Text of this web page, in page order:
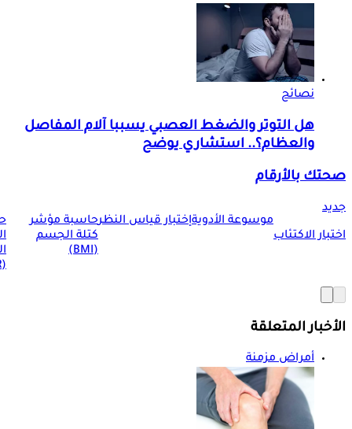
نصائح
هل التوتر والضغط العصبي يسببا آلام المفاصل
والعظام؟.. استشاري يوضح
صحتك بالأرقام
جديد
اختبار الاكتئاب
موسوعة الأدويةإختبار قياس النظرحاسبة مؤشر
كتلة الجسم
(BMI)
(BMR)
الأخبار المتعلقة
أمراض مزمنة